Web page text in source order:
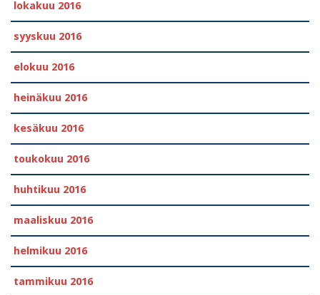
lokakuu 2016
syyskuu 2016
elokuu 2016
heinäkuu 2016
kesäkuu 2016
toukokuu 2016
huhtikuu 2016
maaliskuu 2016
helmikuu 2016
tammikuu 2016